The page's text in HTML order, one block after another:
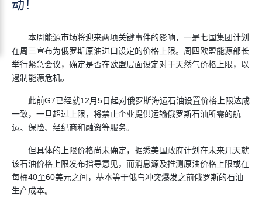
动！
本周能源市场将迎来两项关键事件的影响，一是七国集团计划
在周三宣布为俄罗斯原油进口设定的价格上限。周四欧盟能源部长
举行紧急会议，确定是否在欧盟层面设定对于天然气价格上限，以
遏制能源危机。
此前G7已经就12月5日起对俄罗斯海运石油设置价格上限达成
一致，一旦超过上限，将禁止企业提供运输俄罗斯石油所需的航
运、保险、经纪商和融资等服务。
但具体的上限价格尚未确定，据悉美国政府计划在未来几天就
该石油价格上限发布指导意见，而消息源及推测原油价格上限或在
每桶40至60美元之间，基本等于俄乌冲突爆发之前俄罗斯的石油
生产成本。